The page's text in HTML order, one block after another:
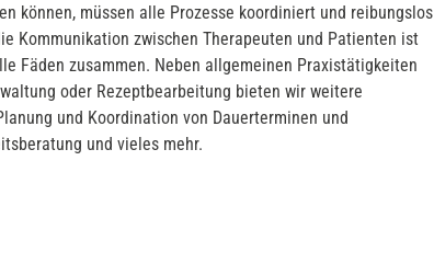
können, müssen alle Prozesse koordiniert und reibungslos
Kommunikation zwischen Therapeuten und Patienten ist
Fäden zusammen. Neben allgemeinen Praxistätigkeiten
oder Rezeptbearbeitung bieten wir weitere
und Koordination von Dauerterminen und
und vieles mehr.